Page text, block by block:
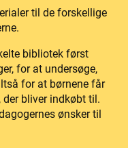
til de forskellige
bibliotek først
for at undersøge,
for at børnene får
der bliver indkøbt til.
ønsker til